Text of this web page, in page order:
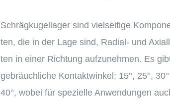
Schräg­ku­gel­la­ger sind vielsei­tige
ten, die in der Lage sind, Radial- und
ten in einer Richtung aufzu­neh­men. Es
gebräuch­li­che Kontakt­win­kel: 15°, 25°, 30
40°, wobei für spezi­elle Anwen­dun­gen